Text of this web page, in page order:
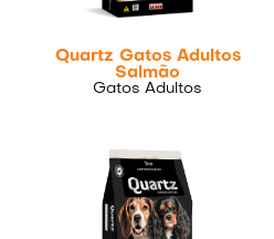
Quartz Gatos Adultos
Salmão
Gatos Adultos